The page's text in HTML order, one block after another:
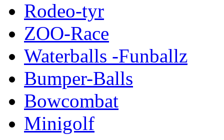
Rodeo-tyr
ZOO-Race
Waterballs -Funballz
Bumper-Balls
Bowcombat
Minigolf